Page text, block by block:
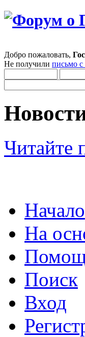
Добро пожаловать,
Не получили письмо с
Читайте
Начало
На
Поиск
Вход